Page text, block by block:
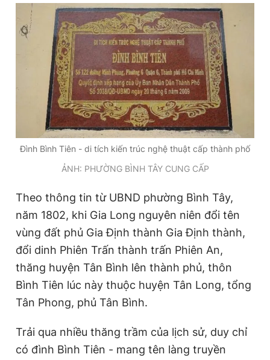
Đình Bình Tiên - di tích kiến trúc nghệ thuật cấp thành phố
ẢNH: PHƯỜNG BÌNH TÂY CUNG CẤP
Theo thông tin từ UBND phường Bình Tây,
năm 1802, khi Gia Long nguyên niên đổi tên
vùng đất phủ Gia Định thành Gia Định thành,
đổi dinh Phiên Trấn thành trấn Phiên An,
thăng huyện Tân Bình lên thành phủ, thôn
Bình Tiên lúc này thuộc huyện Tân Long, tổng
Tân Phong, phủ Tân Bình.
Trải qua nhiều thăng trầm của lịch sử, duy chỉ
có đình Bình Tiên - mang tên làng truyền